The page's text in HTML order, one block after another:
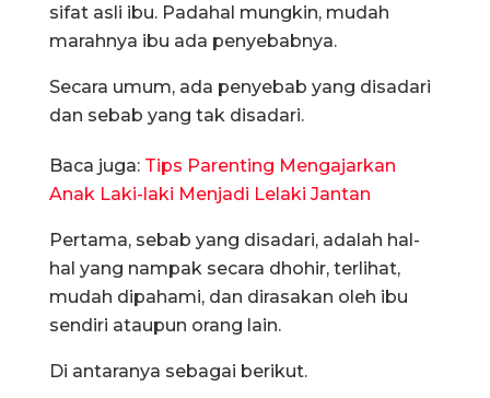
sifat asli ibu. Padahal mungkin, mudah
marahnya ibu ada penyebabnya.
Secara umum, ada penyebab yang disadari
dan sebab yang tak disadari.
Baca juga: Tips Parenting Mengajarkan
Anak Laki-laki Menjadi Lelaki Jantan
Pertama, sebab yang disadari, adalah hal-
hal yang nampak secara dhohir, terlihat,
mudah dipahami, dan dirasakan oleh ibu
sendiri ataupun orang lain.
Di antaranya sebagai berikut.